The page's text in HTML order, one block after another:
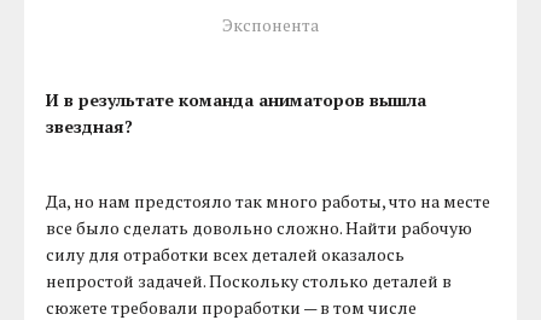
Экспонента
И в результате команда аниматоров вышла
звездная?
Да, но нам предстояло так много работы, что на месте
все было сделать довольно сложно. Найти рабочую
силу для отработки всех деталей оказалось
непростой задачей. Поскольку столько деталей в
сюжете требовали проработки — в том числе